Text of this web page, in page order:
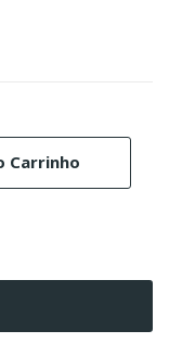
Carrinho